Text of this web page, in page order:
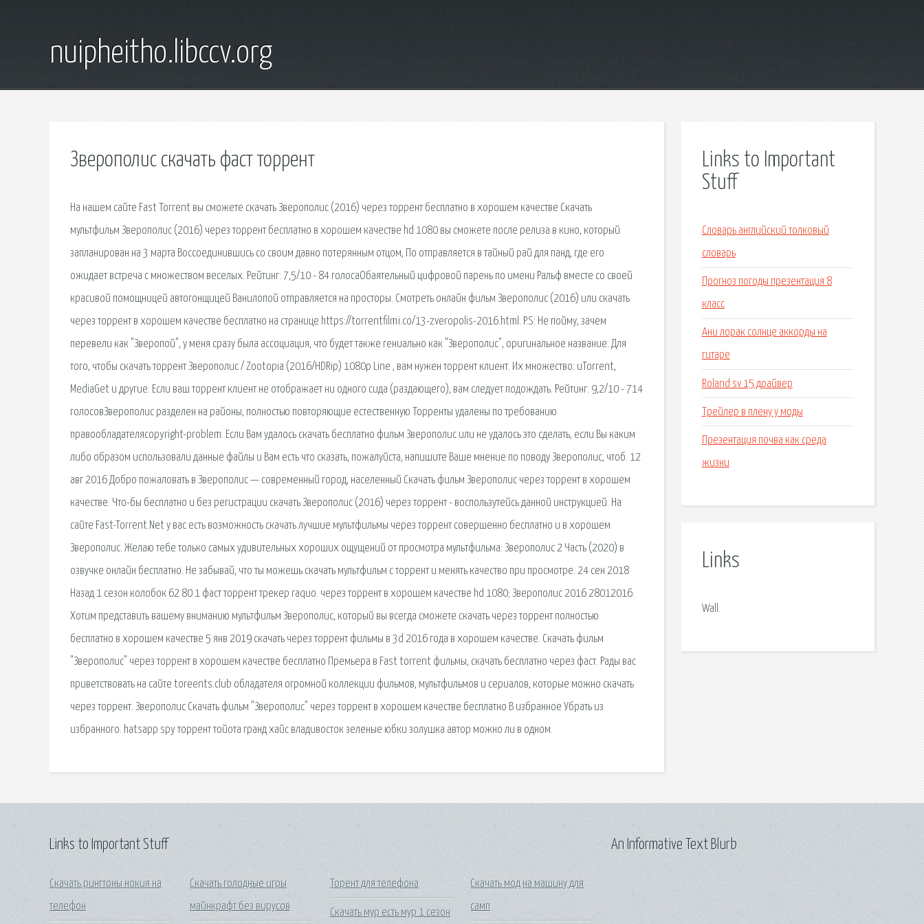
nuipheitho.libccv.org
Зверополис скачать фаст торрент
На нашем сайте Fast Torrent вы сможете скачать Зверополис (2016) через торрент бесплатно в хорошем качестве Скачать
мультфильм Зверополис (2016) через торрент бесплатно в хорошем качестве hd 1080 вы сможете после релиза в кино, который
запланирован на 3 марта Воссоединившись со своим давно потерянным отцом, По отправляется в тайный рай для панд, где его
ожидает встреча с множеством веселых. Рейтинг: 7,5/10 - 84 голосаОбаятельный цифровой парень по имени Ральф вместе со своей
красивой помощницей автогонщицей Ванилопой отправляется на просторы. Смотреть онлайн фильм Зверополис (2016) или скачать
через торрент в хорошем качестве бесплатно на странице https://torrentfilmi.co/13-zveropolis-2016.html. P.S: Не пойму, зачем
перевели как "Зверопой", у меня сразу была ассоциация, что будет также гениально как "Зверополис", оригинальное название. Для
того, чтобы скачать торрент Зверополис / Zootopia (2016/HDRip) 1080p Line , вам нужен торрент клиент. Их множество: uTorrent,
MediaGet и другие. Если ваш торрент клиент не отображает ни одного сида (раздающего), вам следует подождать. Рейтинг: 9,2/10 - 714
голосовЗверополис разделен на районы, полностью повторяющие естественную Торренты удалены по требованию
правообладателяcopyright-problem. Если Вам удалось скачать бесплатно фильм Зверополис или не удалось это сделать, если Вы каким
либо образом использовали данные файлы и Вам есть что сказать, пожалуйста, напишите Ваше мнение по поводу Зверополис, чтоб. 12
авг 2016 Добро пожаловать в Зверополис — современный город, населенный Скачать фильм Зверополис через торрент в хорошем
качестве. Что-бы бесплатно и без регистрации скачать Зверополис (2016) через торрент - воспользутейсь данной инструкцией. На
сайте Fast-Torrent.Net у вас есть возможность скачать лучшие мультфильмы через торрент совершенно бесплатно и в хорошем
Зверополис. Желаю тебе только самых удивительных хороших ощущений от просмотра мультфильма: Зверополис 2 Часть (2020) в
озвучке онлайн бесплатно. Не забывай, что ты можешь скачать мультфильм с торрент и менять качество при просмотре. 24 сен 2018
Назад 1 сезон колобок 62 80 1 фаст торрент трекер raquo. через торрент в хорошем качестве hd 1080; Зверополис 2016 28012016.
Хотим представить вашему вниманию мультфильм Зверополис, который вы всегда сможете скачать через торрент полностью
бесплатно в хорошем качестве 5 янв 2019 скачать через торрент фильмы в 3d 2016 года в хорошем качестве. Скачать фильм
"Зверополис" через торрент в хорошем качестве бесплатно Премьера в Fast torrent фильмы, скачать бесплатно через фаст. Рады вас
приветствовать на сайте toreents.club обладателя огромной коллекции фильмов, мультфильмов и сериалов, которые можно скачать
через торрент. Зверополис Скачать фильм "Зверополис" через торрент в хорошем качестве бесплатно В избранное Убрать из
избранного. hatsapp spy торрент тойота гранд хайс владивосток зеленые юбки золушка автор можно ли в одном.
Links to Important
Stuff
Словарь английский толковый
словарь
Прогноз погоды презентация 8
класс
Ани лорак солнце аккорды на
гитаре
Roland sv 15 драйвер
Трейлер в плену у моды
Презентация почва как среда
жизни
Links
Wall.
Links to Important Stuff
Скачать рингтоны нокия на
телефон
Скачать голодные игры
майнкрафт без вирусов
Торент для телефона
Скачать мур есть мур 1 сезон
Скачать мод на машину для
самп
An Informative Text Blurb